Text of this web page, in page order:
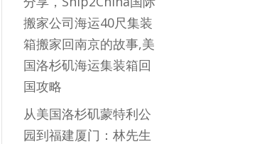
搬家公司海运40尺集装
箱搬家回南京的故事,美
国洛杉矶海运集装箱回
国攻略
从美国洛杉矶蒙特利公
园到福建厦门：林先生